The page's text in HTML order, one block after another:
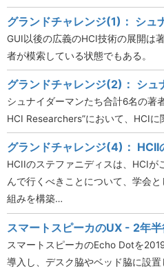
グランドチャレンジ(1)： シュ
GUI以後の広義のHCI技術の展開は
者が模索している状態でもある。
グランドチャレンジ(2)： シュ
シュナイダーマンたち合計6名の著
HCI Researchers”において、HCI
グランドチャレンジ(4)： HCII
HCIIのステファニディスは、HCIが
んで行くべきことについて、学会
組みを構築…
スマートスピーカのUX - 2年
スマートスピーカのEcho Dotを
導入し、デスク脇やベッド脇に設置